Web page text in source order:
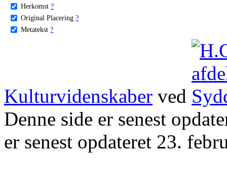
Herkomst ?
Original Placering ?
Metatekst ?
Kulturvidenskaber ved
Denne side er senest
er senest opdateret 23.